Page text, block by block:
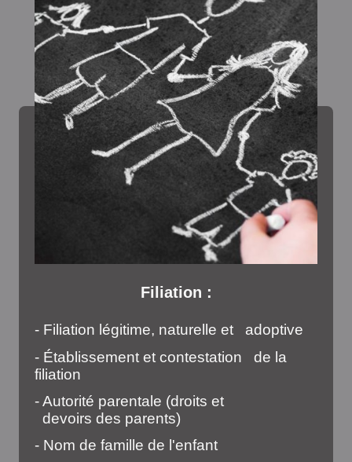
Filiation :
- Filiation légitime, naturelle et adoptive
- Établissement et contestation de la
filiation
- Autorité parentale (droits et
devoirs des parents)
- Nom de famille de l'enfant